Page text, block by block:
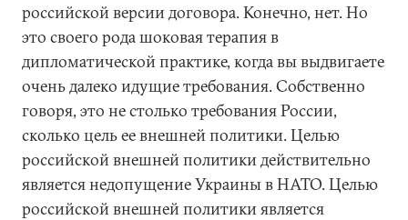
российской версии договора. Конечно, нет. Но
это своего рода шоковая терапия в
дипломатической практике, когда вы выдвигаете
очень далеко идущие требования. Собственно
говоря, это не столько требования России,
сколько цель ее внешней политики. Целью
российской внешней политики действительно
является недопущение Украины в НАТО. Целью
российской внешней политики является